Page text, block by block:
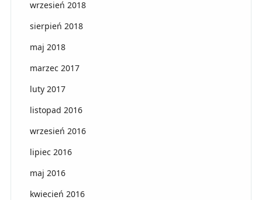
wrzesień 2018
sierpień 2018
maj 2018
marzec 2017
luty 2017
listopad 2016
wrzesień 2016
lipiec 2016
maj 2016
kwiecień 2016